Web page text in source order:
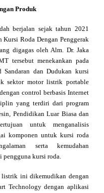
Produk
berjalan sejak tahun 2021
Kursi Roda Dengan Penggerak
digagas oleh Alm. Dr. Jaka
tersebut menekankan pada
Sandaran danDudukan kursi
sektor motor listrikportable
controlberbasis Internet
yang terdiri dari program
Pendidikan Luar Biasa dan
untuk menganalisis
komponen untuk kursi roda
serta kemudahan
pengguna kursi roda.
listrik inidikemudikan dengan
Technology dengan aplikasi